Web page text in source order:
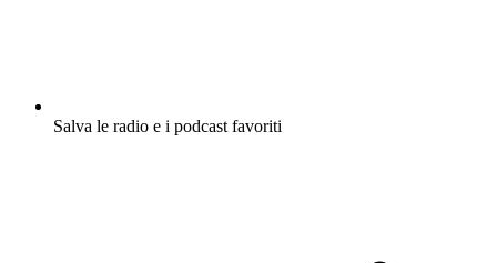
Salva le radio e i podcast favoriti